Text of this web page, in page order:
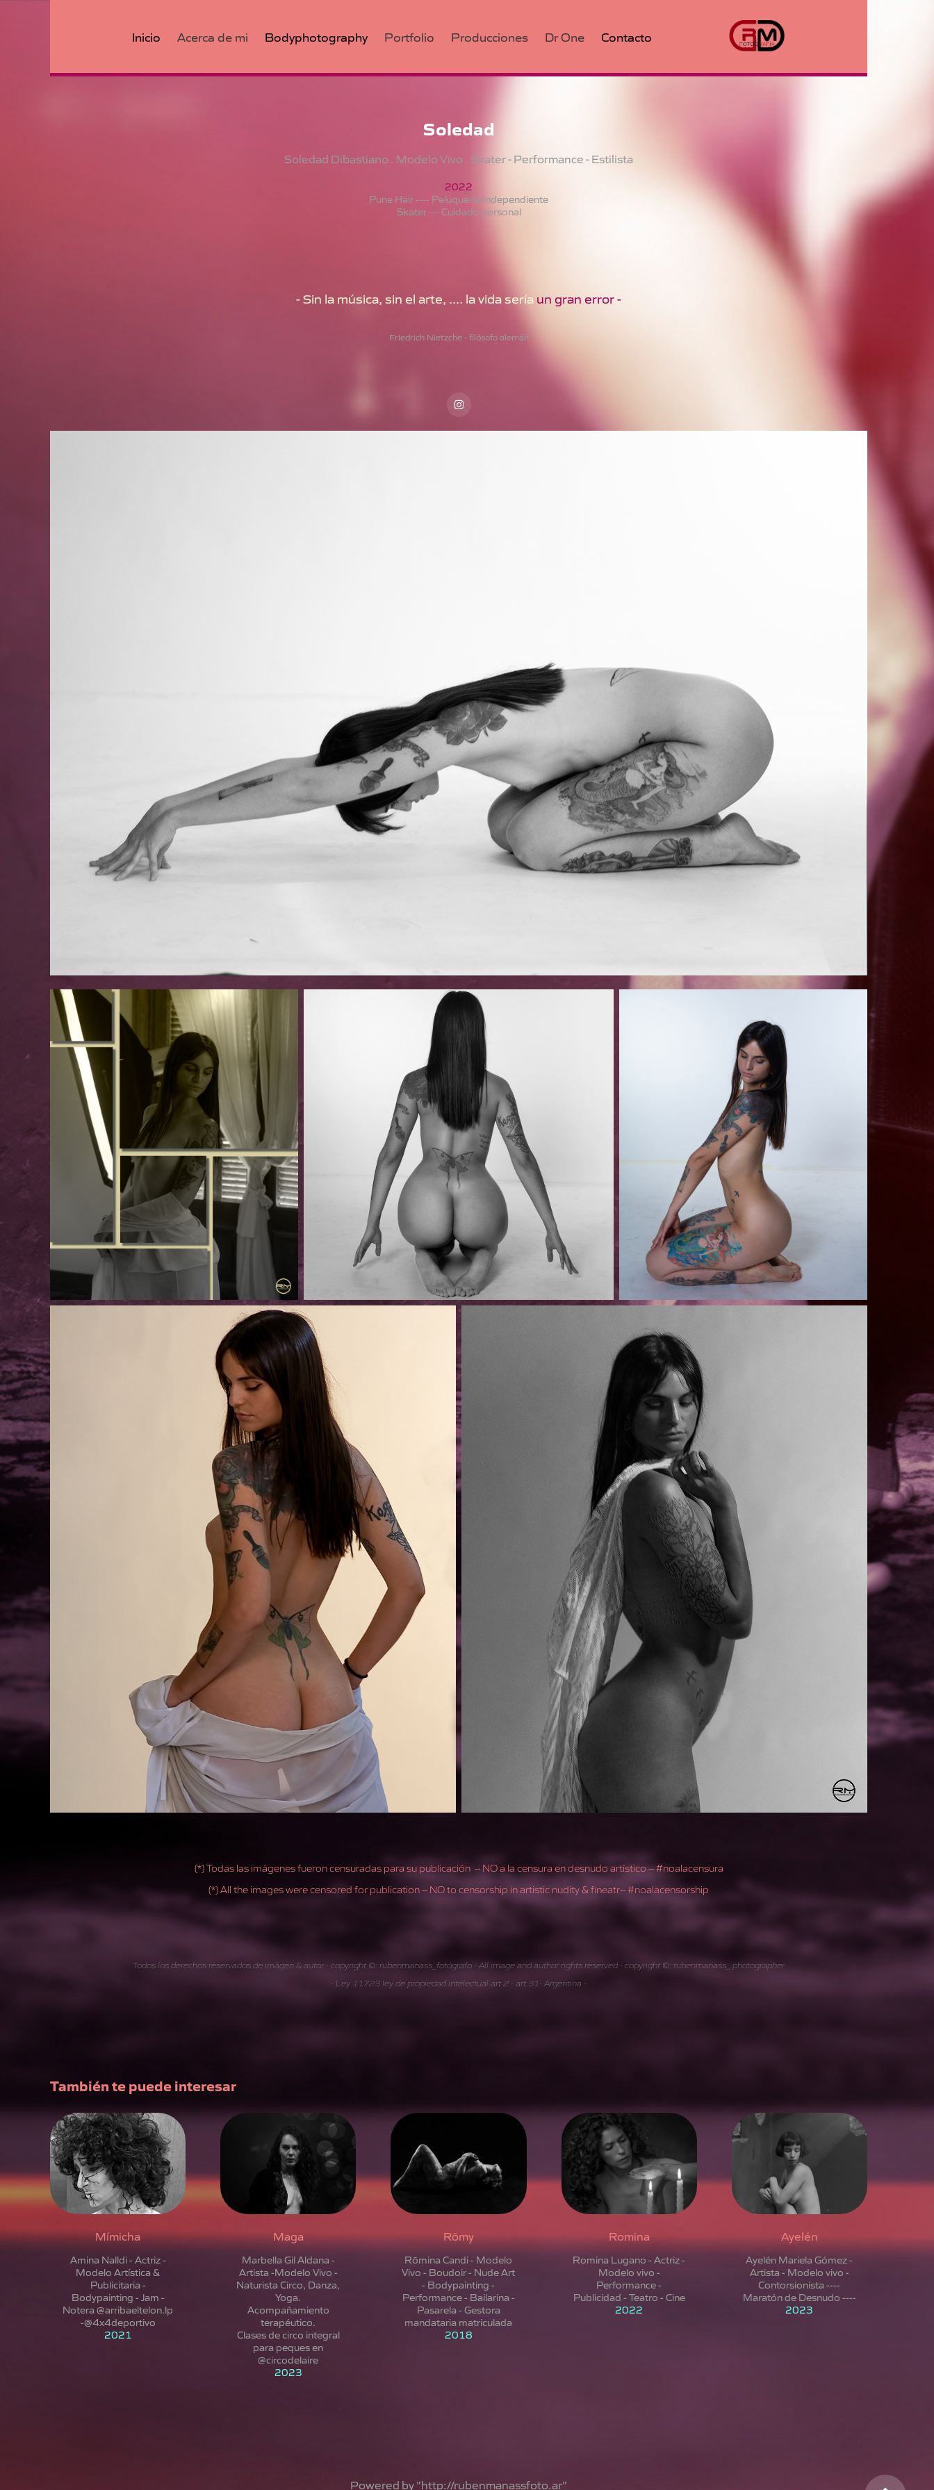
Inicio Acerca de mi Bodyphotography Portfolio Producciones Dr One Contacto
Soledad
Soledad Dibastiano . Modelo Vivo . Skater - Performance - Estilista
2022
Pune Hair ---- Peluqueria Independiente
Skater --- Cuidado personal
- Sin la música, sin el arte, .... la vida sería un gran error -
Friedrich Nietzche - filósofo alemán
(*) Todas las imágenes fueron censuradas para su publicación -- NO a la censura en desnudo artístico -- #noalacensura
(*) All the images were censored for publication -- NO to censorship in artistic nudity & fineatr-- #noalacensorship
Todos los derechos reservados de imágen & autor - copyright ©: rubenmanass_fotógrafo - All image and author rights reserved - copyright ©: rubenmanass_ photographer
- Ley 11723 ley de propiedad intelectual art 2 - art 31- Argentina -
También te puede interesar
Mímicha
Amina Nalldi - Actriz -
Modelo Artística &
Publicitaria -
Bodypainting - Jam -
Notera @arribaeltelon.lp
-@4x4deportivo
2021
Maga
Marbella Gil Aldana -
Artista -Modelo Vivo -
Naturista Circo, Danza,
Yoga.
Acompañamiento
terapéutico.
Clases de circo integral
para peques en
2023
Rõmy
Rōmina Candi - Modelo
Vivo - Boudoir - Nude Art
- Bodypainting -
Performance - Bailarina -
Pasarela - Gestora
mandataria matriculada
2018
Romina
Romina Lugano - Actriz -
Modelo vivo -
Performance -
Publicidad - Teatro - Cine
2022
Ayelén
Ayelén Mariela Gómez -
Artista - Modelo vivo -
Contorsionista ----
Maratón de Desnudo ----
2023
Powered by "http://rubenmanassfoto.ar"